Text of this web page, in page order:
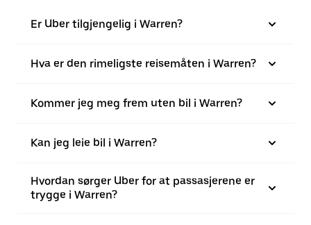
Er Uber tilgjengelig i Warren?
Hva er den rimeligste reisemåten i Warren?
Kommer jeg meg frem uten bil i Warren?
Kan jeg leie bil i Warren?
Hvordan sørger Uber for at passasjerene er
trygge i Warren?